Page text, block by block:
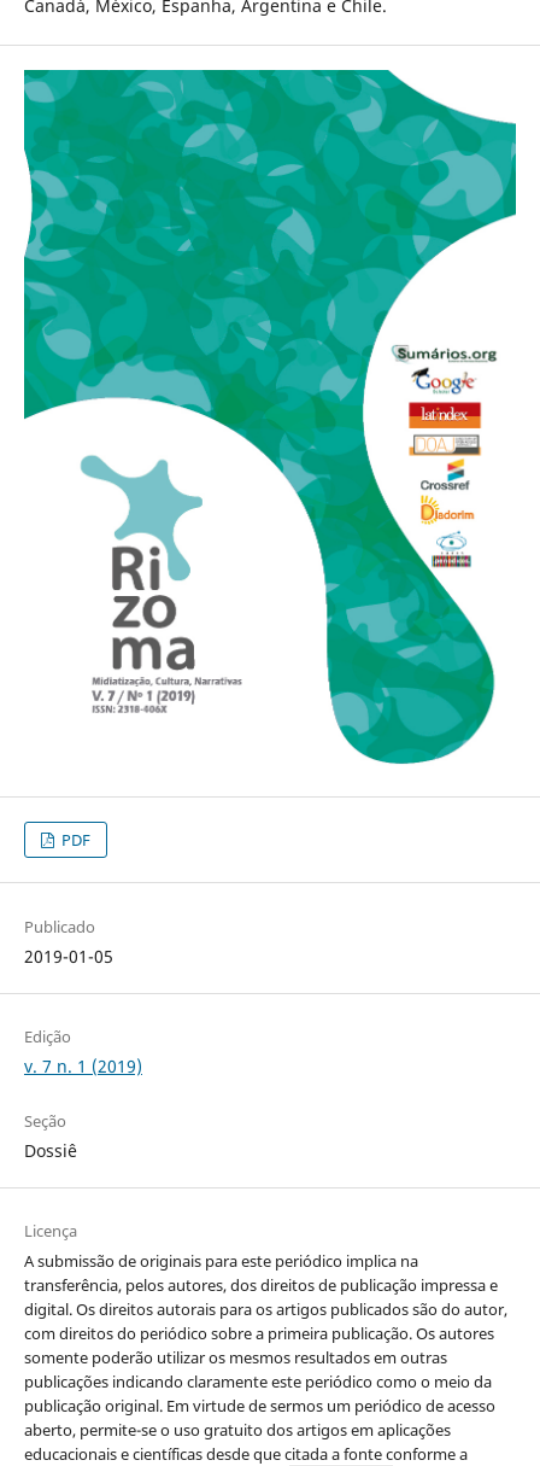
Canadá, México, Espanha, Argentina e Chile.
PDF
Publicado
2019-01-05
Edição
v. 7 n. 1 (2019)
Seção
Dossiê
Licença
A submissão de originais para este periódico implica na
transferência, pelos autores, dos direitos de publicação impressa e
digital. Os direitos autorais para os artigos publicados são do autor,
com direitos do periódico sobre a primeira publicação. Os autores
somente poderão utilizar os mesmos resultados em outras
publicações indicando claramente este periódico como o meio da
publicação original. Em virtude de sermos um periódico de acesso
aberto, permite-se o uso gratuito dos artigos em aplicações
educacionais e científicas desde que citada a fonte conforme a